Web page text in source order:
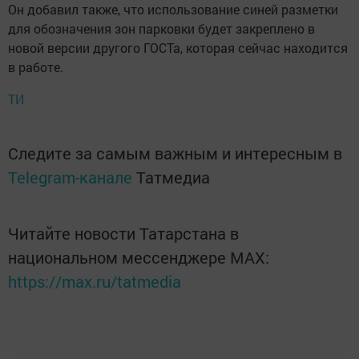
Он добавил также, что использование синей разметки
для обозначения зон парковки будет закреплено в
новой версии другого ГОСТа, которая сейчас находится
в работе.
ТИ
Следите за самым важным и интересным в
Telegram-канале Татмедиа
Читайте новости Татарстана в
национальном мессенджере MАХ:
https://max.ru/tatmedia